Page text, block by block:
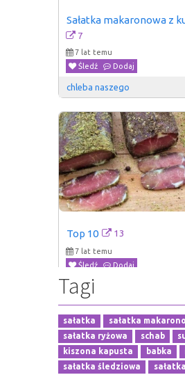
Sałatka makaronowa z
7
7 lat temu
Śledź
Dodaj
chleba naszego
Top 10 13
7 lat temu
Śledź
Dodaj
chleba naszego
Tagi
sałatka sałatka
sałatka ryżowa
schab
kiszona kapusta
babka
sałatka śledziowa